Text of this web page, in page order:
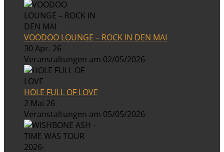
VOODOO LOUNGE – ROCK IN DEN MAI
30 Apr. 26
Veranstaltungen am 02/05/2026
HOLE FULL OF LOVE
2 Mai 26
Veranstaltungen am 05/05/2026